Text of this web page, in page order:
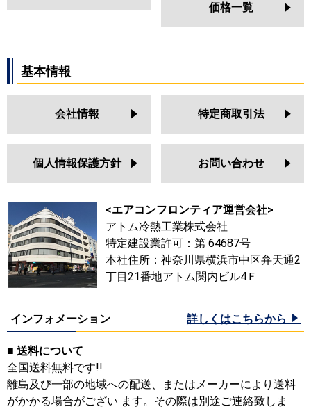
価格一覧
基本情報
会社情報 特定商取引法
個人情報保護方針 お問い合わせ
<エアコンフロンティア運営会社>
アトム冷熱工業株式会社
特定建設業許可：第 64687号
本社住所：神奈川県横浜市中区弁天通2
丁目21番地アトム関内ビル4Ｆ
インフォメーション 詳しくはこちらから
■ 送料について
全国送料無料です!!
離島及び一部の地域への配送、またはメーカーにより送料
がかかる場合がござい ます。その際は別途ご連絡致しま